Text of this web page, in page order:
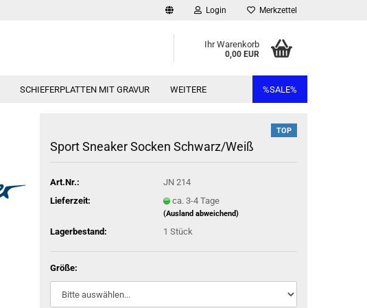
Login Merkzettel
Ihr Warenkorb
0,00 EUR
SCHIEFERPLATTEN MIT GRAVUR %SALE%
WEITERE
TOP
Sport Sneaker Socken Schwarz/Weiß
Art.Nr.:
JN 214
Lieferzeit:
ca. 3-4 Tage
(Ausland abweichend)
Lagerbestand: 1 Stück
Größe: